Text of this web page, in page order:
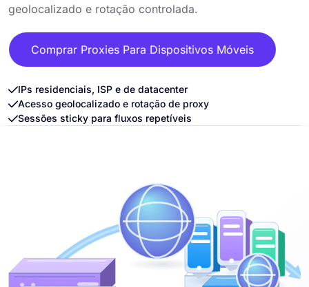
geolocalizado e rotação controlada.
Comprar Proxies Para Dispositivos Móveis
IPs residenciais, ISP e de datacenter
Acesso geolocalizado e rotação de proxy
Sessões sticky para fluxos repetíveis